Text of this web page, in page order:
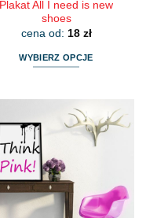
Plakat All I need is new
shoes
cena od: 18 zł
WYBIERZ OPCJE
wiele
wariantów.
Opcje
można
wybrać
na